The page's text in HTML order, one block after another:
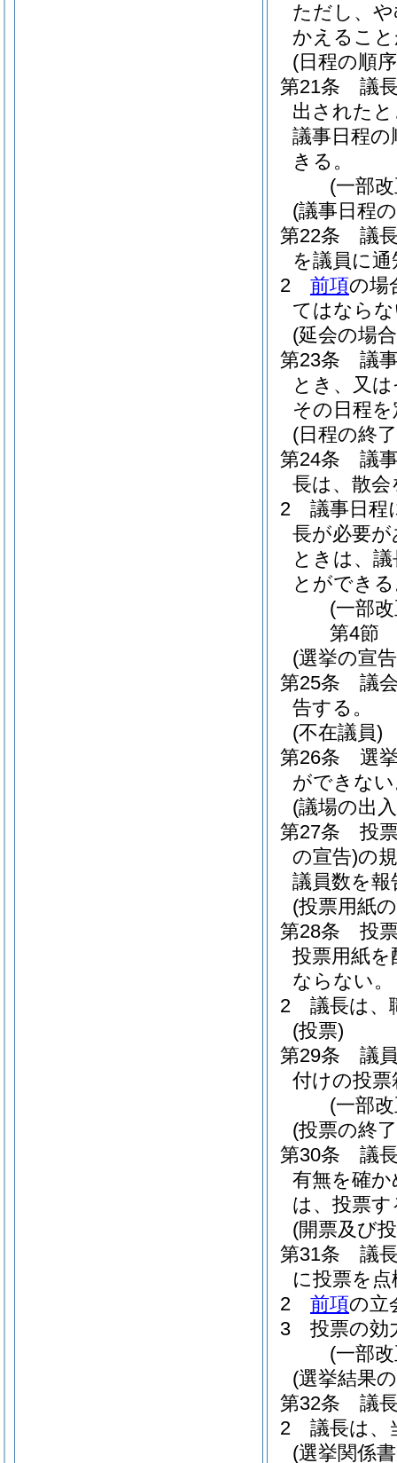
ただし、
かえるこ
(日程の順
第21条
議
出された
議事日程
きる。
(一部
(議事日程
第22条
議
を議員に
2
前項の場
てはなら
(延会の場
第23条
議
とき、又
その日程
(日程の終
第24条
議
長は、散
2
議事日程
長が必要
ときは、
とができ
(一部
第4節
(選挙の宣
第25条
議
告する。
(不在議員)
第26条
選
ができな
(議場の出
第27条
投
の宣告)の
議員数を報
(投票用紙
第28条
投
投票用紙
ならない。
2
議長は、
(投票)
第29条
議
付けの投
(一部
(投票の終
第30条
議
有無を確
は、投票
(開票及び
第31条
議
に投票を
2
前項の立
3
投票の効
(一部
(選挙結果
第32条
議
2
議長は、
(選挙関係